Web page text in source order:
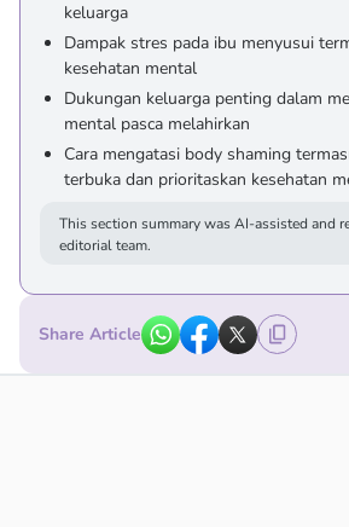
keluarga
Dampak stres pada ibu menyusui
kesehatan mental
Dukungan keluarga penting dalam
mental pasca melahirkan
Cara mengatasi body shaming
terbuka dan prioritaskan kesehatan
This section summary was AI-assisted and
editorial team.
Share Article